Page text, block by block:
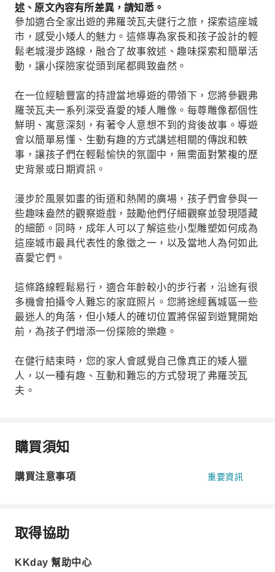
述、原文內容有所差異，請知悉。
參加適合全家出遊的弗羅茨瓦夫健行之旅，探索這座城
市，感受小矮人的魅力。這條專為家長和孩子設計的輕
鬆老城漫步路線，融合了故事敘述、趣味探索和簡單活
動，讓小探險家從頭到尾都興致盎然。
在一位經驗豐富的持證當地導遊的帶領下，您將參觀弗
羅茨瓦夫一系列深受喜愛的矮人雕像。每尊雕像都個性
鮮明、寓意深刻，有著令人意想不到的背後故事。導遊
會以簡單易懂、生動有趣的方式講述相關的傳說和軼
事，讓孩子們在輕鬆愉快的氛圍中，無需面對繁複的歷
史背景或日期資訊。
漫步於風景如畫的街道和熱鬧的廣場，孩子們會參與一
些趣味盎然的觀察遊戲，鼓勵他們仔細觀察並發現隱藏
的細節。同時，成年人可以了解這些小型雕塑如何成為
這座城市最具代表性的象徵之一，以及當地人為何如此
喜愛它們。
這條路線輕鬆易行，適合年齡較小的步行者，沿途有很
多機會拍攝令人難忘的家庭照片。您將途經舊城區一些
最迷人的角落，但小矮人的確切位置將保留到遊覽開始
前，為孩子們增添一份探險的樂趣。
在健行結束時，您的家人會感覺自己像真正的矮人獵
人，以一種有趣、互動和難忘的方式發現了弗羅茨瓦
夫。
購買須知
購買注意事項 重要資訊
取得協助
KKday 幫助中心